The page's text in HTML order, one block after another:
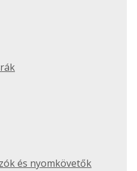
és nyomkövetők